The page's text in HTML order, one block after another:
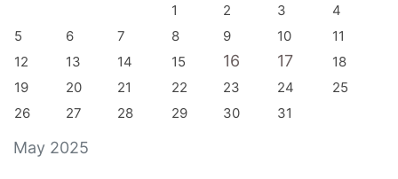
May 2025
1 2 3
4
5
6 7 8 9 10
11
12
13 14 15 16 17
18
19
20 21 22 23 24
25
26
27 28 29 30 31